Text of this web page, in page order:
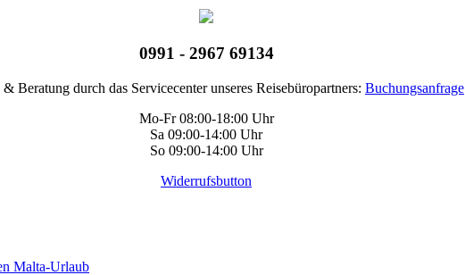
0991 - 2967 69134
Beratung durch das Servicecenter unseres Reisebüropartners: Buchungsanfrage
Mo-Fr 08:00-18:00 Uhr
Sa 09:00-14:00 Uhr
So 09:00-14:00 Uhr
Widerrufsbutton
Malta-Urlaub